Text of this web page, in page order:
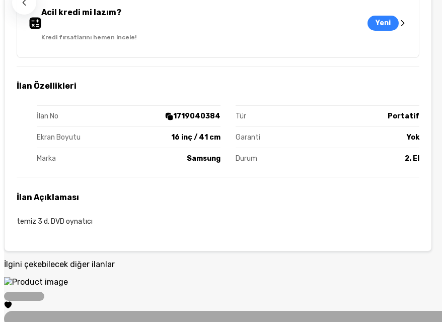
Acil kredi mi lazım?
Kredi fırsatlarını hemen incele!
Yeni
İlan Özellikleri
İlan No 1719040384 Tür Portatif
Ekran Boyutu 16 inç / 41 cm Garanti Yok
Marka Samsung Durum 2. El
İlan Açıklaması
temiz 3 d. DVD oynatıcı
İlgini çekebilecek diğer ilanlar